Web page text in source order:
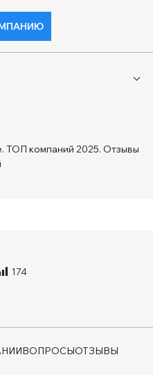
ТОП компаний 2025. Отзывы
174
ВОПРОСЫОТЗЫВЫ